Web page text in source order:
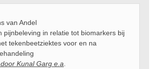
van Andel
pijnbeleving in relatie tot biomarkers bij
tekenbeetziektes voor en na
Kunal Garg e.a